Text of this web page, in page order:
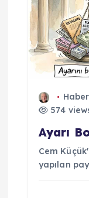
Haber
574
Ayarı
Cem
yapılan